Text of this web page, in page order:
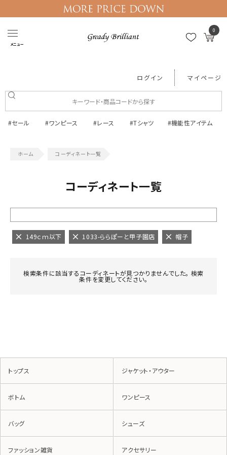
メニュー
0
ログイン マイページ
#セール #ワンピース #レース #Tシャツ #機能性アイテム
コーディネート一覧
コーディネート一覧
149ｃｍ以下 1033-ららぽーと甲子園店 帽子
検索条件に該当するコーディネートが見つかりませんでした。 検索
条件を変更してください。
トップス ジャケット・アウター
ボトム ワンピース
バッグ シューズ
ファッション雑貨 アクセサリー